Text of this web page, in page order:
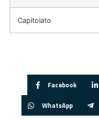
Capitolato
Facebook
WhatsApp